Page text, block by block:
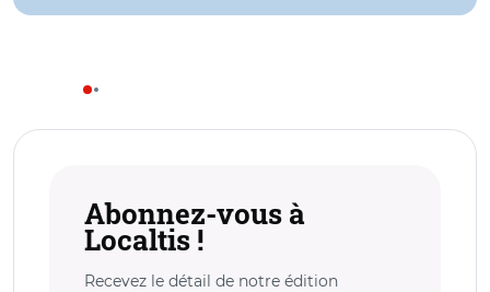
Abonnez-vous à
Localtis !
Recevez le détail de notre édition